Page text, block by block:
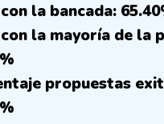
la bancada:
la mayoría de la
propuestas